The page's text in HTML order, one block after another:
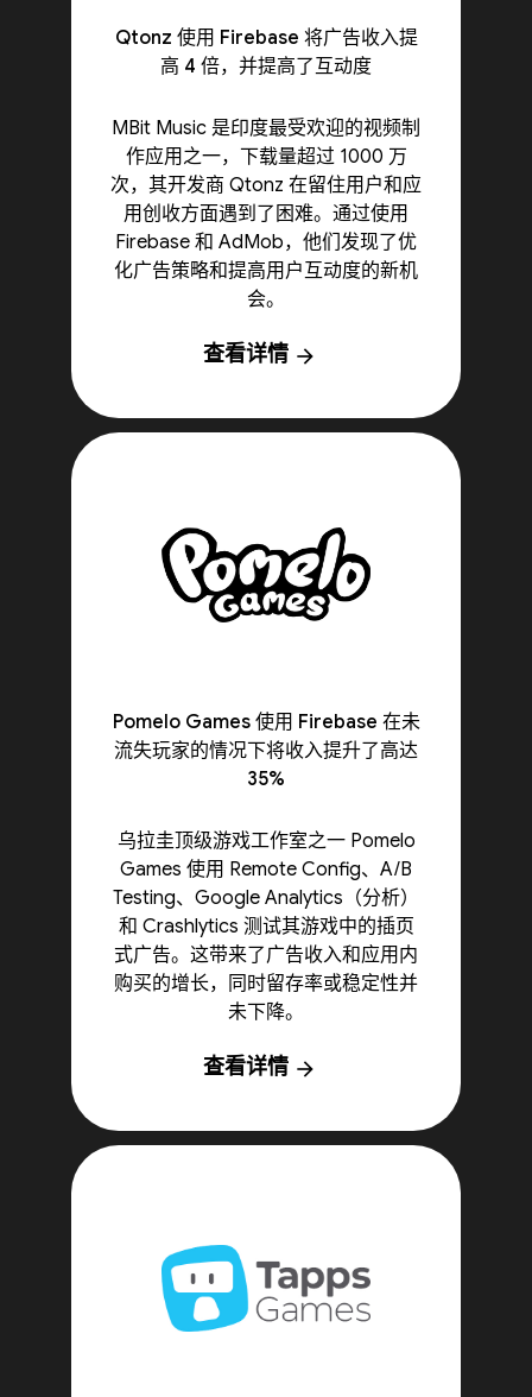
Qtonz 使用 Firebase 将广告收入提
高 4 倍，并提高了互动度
MBit Music 是印度最受欢迎的视频制
作应用之一，下载量超过 1000 万
次，其开发商 Qtonz 在留住用户和应
用创收方面遇到了困难。通过使用
Firebase 和 AdMob，他们发现了优
化广告策略和提高用户互动度的新机
会。
查看详情 arrow_forward
Pomelo Games 使用 Firebase 在未
流失玩家的情况下将收入提升了高达
35%
乌拉圭顶级游戏工作室之一 Pomelo
Games 使用 Remote Config、A/B
Testing、Google Analytics（分析）
和 Crashlytics 测试其游戏中的插页
式广告。这带来了广告收入和应用内
购买的增长，同时留存率或稳定性并
未下降。
查看详情 arrow_forward